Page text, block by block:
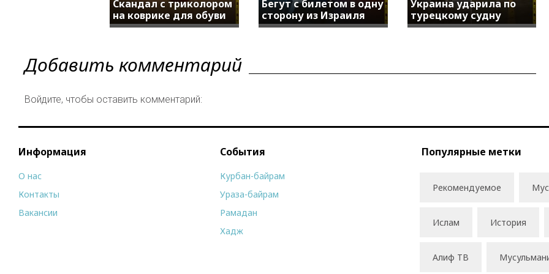
Скандал с триколором
на коврике для обуви
Бегут с билетом в одну
сторону из Израиля
Украина ударила по
турецкому судну
Добавить комментарий
Войдите, чтобы оставить комментарий:
Информация
О нас
Контакты
Вакансии
События
Курбан-байрам
Ураза-байрам
Рамадан
Хадж
Популярные метки
Рекомендуемое
Ислам История
Алиф ТВ